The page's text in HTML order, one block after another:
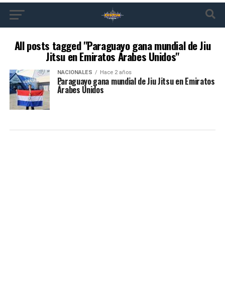
All posts tagged "Paraguayo gana mundial de Jiu
Jitsu en Emiratos Árabes Unidos"
NACIONALES Hace 2 años
Paraguayo gana mundial de Jiu Jitsu en Emiratos
Árabes Unidos